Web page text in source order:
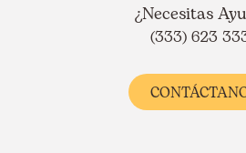
¿Necesitas
(333) 623